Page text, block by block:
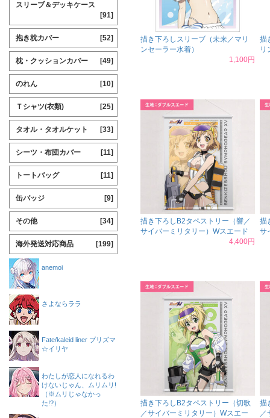
描き下ろしスリーブ（未来／マリ
ンセーラー水着）
1,100円
描
リ
描き下ろしB2タペストリー（響／
サイバーミリタリー）Wスエード
4,400円
描
サ
描き下ろしB2タペストリー（切歌
／サイバーミリタリー）Wスエー
描
／
スリーブ＆デッキケース
[91]
抱き枕カバー [52]
枕・クッションカバー [49]
のれん [10]
Ｔシャツ(衣類) [25]
タオル・タオルケット [33]
シーツ・布団カバー [11]
トートバッグ [11]
缶バッジ [9]
その他 [34]
海外発送対応商品 [199]
anemoi
さよならララ
Fate/kaleid liner プリズマ
☆イリヤ
わたしが恋人になれるわ
けないじゃん、ムリムリ!
（※ムリじゃなかっ
た!?）